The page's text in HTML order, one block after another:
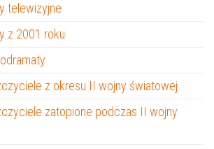
telewizyjne
z 2001 roku
z okresu II wojny światowej
zatopione podczas II wojny